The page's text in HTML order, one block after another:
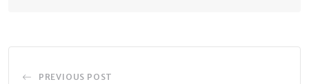
PREVIOUS POST